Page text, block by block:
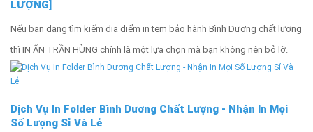
LƯỢNG]
Nếu bạn đang tìm kiếm địa điểm in tem bảo hành Bình Dương chất lượng
thì IN ẤN TRẦN HÙNG chính là một lựa chọn mà bạn không nên bỏ lỡ.
Dịch Vụ In Folder Bình Dương Chất Lượng - Nhận In Mọi
Số Lượng Sỉ Và Lẻ